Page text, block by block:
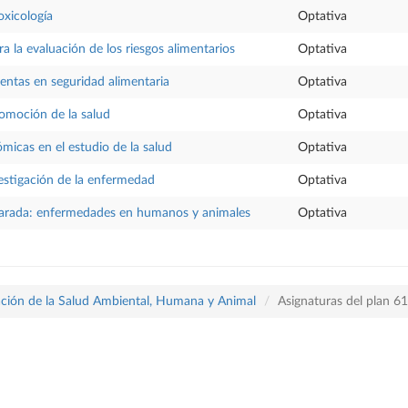
Optativa
la evaluación de los riesgos alimentarios Optativa
en seguridad alimentaria Optativa
de la salud Optativa
en el estudio de la salud Optativa
de la enfermedad Optativa
enfermedades en humanos y animales Optativa
de la Salud Ambiental, Humana y Animal Asignaturas del plan